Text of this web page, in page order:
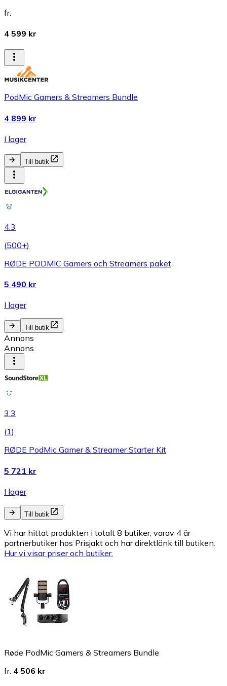
fr.
4 599 kr
PodMic Gamers & Streamers Bundle
4 899 kr
I lager
Till butik
4.3
(500+)
RØDE PODMIC Gamers och Streamers paket
5 490 kr
I lager
Till butik
Annons
Annons
3.3
(1)
RØDE PodMic Gamer & Streamer Starter Kit
5 721 kr
I lager
Till butik
Vi har hittat produkten i totalt 8 butiker, varav 4 är
partnerbutiker hos Prisjakt och har direktlänk till butiken.
Hur vi visar priser och butiker.
Røde PodMic Gamers & Streamers Bundle
fr. 4 506 kr